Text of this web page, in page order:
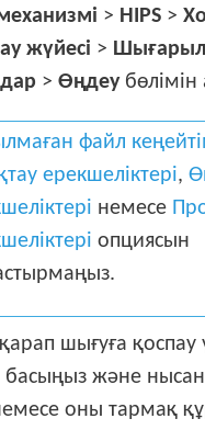
> HIPS >
жүйесі >
>Өңдеу
файл
ерекшеліктері,
немесе
опциясын
шығуға қоспау
басыңыз және
немесе оны тармақ